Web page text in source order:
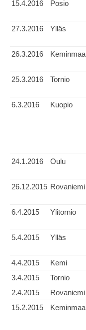
15.4.2016 Posio
27.3.2016 Ylläs
26.3.2016
Keminmaa
25.3.2016
Tornio
6.3.2016
Kuopio
24.1.2016
Oulu
26.12.2015 Rovaniemi
6.4.2015 Ylitornio
5.4.2015
Ylläs
4.4.2015 Kemi
3.4.2015
Tornio
2.4.2015
Rovaniemi
15.2.2015
Keminmaa